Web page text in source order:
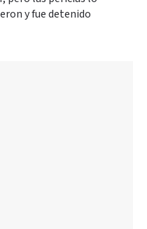
y fue detenido